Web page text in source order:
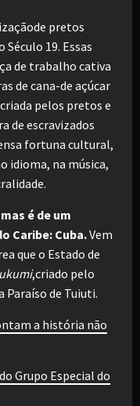
pretos
19. Essas
de trabalho cativa
de cana-de açúcar
pelos pretos e
de escravizados
fortuna cultural,
idioma, na música,
é de um
Caribe: Cuba.Vem
que o Estado de
,criado pelo
Paraíso de Tuiuti.
a história não
Grupo Especial do